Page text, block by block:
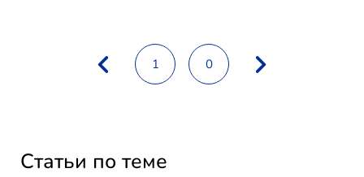
1 0
Статьи по теме